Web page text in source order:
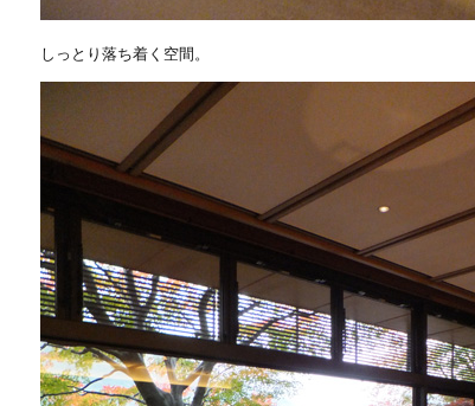
しっとり落ち着く空間。